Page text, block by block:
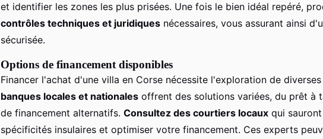
et identifier les zones les plus prisées. Une fois le bien idéal repéré,
contrôles techniques et juridiques nécessaires, vous assurant ainsi
sécurisée.
Options de financement disponibles
Financer l'achat d'une villa en Corse nécessite l'exploration de
banques locales et nationales offrent des solutions variées, du prêt à
de financement alternatifs. Consultez des courtiers locaux qui
spécificités insulaires et optimiser votre financement. Ces experts